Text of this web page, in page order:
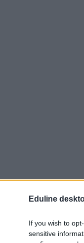
Eduline
If you wish to
sensitive